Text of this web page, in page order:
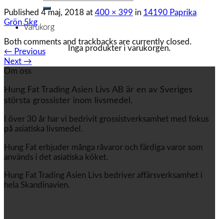
Varukorg
Inga produkter i varukorgen.
Published 4 maj, 2018 at 400 × 399 in 14190 Paprika
Grön 5kg
Both comments and trackbacks are currently closed.
← Previous
Next →
Om oss
Hung Fat Trading Asien Livs AB är en av Sveriges
största grossister inom livsmedel.
I över 30 år har vi bedrivit grossistverksamhet med fokus
på asiatiska livsmedel.
Hung Fat erbjuder många råvaror och färdiga varor som
används i det asiatiska köket.
Hung Fat Trading Asien Livs bedriver affärsverksamhet i
hela Skandinavien.